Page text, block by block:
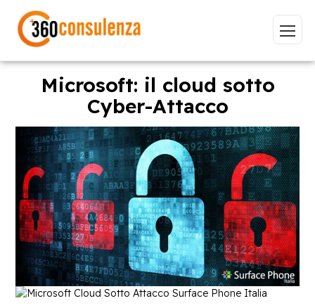
Vai
GDPR NIS2 Bandi ISO 27001
Sviluppo software BeeProd
Inizia a digitare per visualizzare le pagine consigliate.
Microsoft: il cloud sotto
Cyber-Attacco